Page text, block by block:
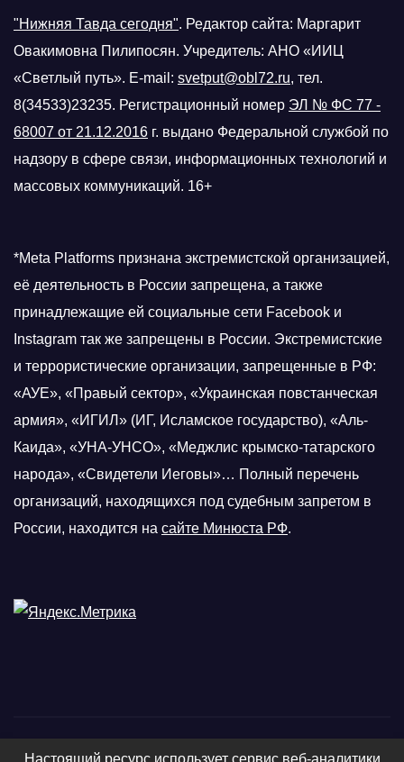
"Нижняя Тавда сегодня". Редактор сайта: Маргарит
Овакимовна Пилипосян. Учредитель: АНО «ИИЦ
«Светлый путь». E-mail: svetput@obl72.ru, тел.
8(34533)23235. Регистрационный номер ЭЛ № ФС 77 -
68007 от 21.12.2016 г. выдано Федеральной службой по
надзору в сфере связи, информационных технологий и
массовых коммуникаций. 16+
*Meta Platforms признана экстремистской организацией,
её деятельность в России запрещена, а также
принадлежащие ей социальные сети Facebook и
Instagram так же запрещены в России. Экстремистские
и террористические организации, запрещенные в РФ:
«АУЕ», «Правый сектор», «Украинская повстанческая
армия», «ИГИЛ» (ИГ, Исламское государство), «Аль-
Каида», «УНА-УНСО», «Меджлис крымско-татарского
народа», «Свидетели Иеговы»… Полный перечень
организаций, находящихся под судебным запретом в
России, находится на сайте Минюста РФ.
Настоящий ресурс использует сервис веб-аналитики